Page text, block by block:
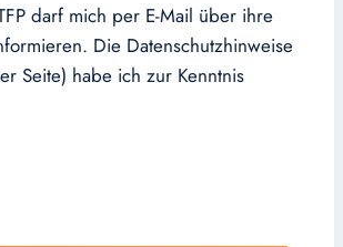
darf mich per E-Mail über ihre
Die Datenschutzhinweise
Seite) habe ich zur Kenntnis